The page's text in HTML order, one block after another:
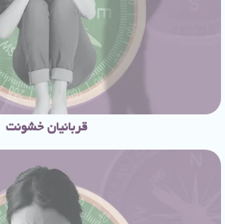
قربانیان خشونت